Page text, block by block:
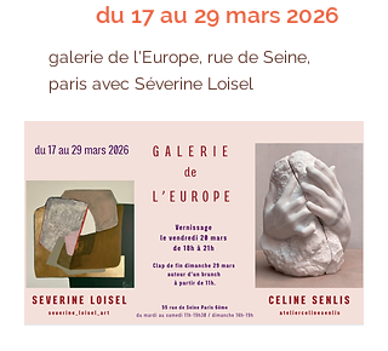
du 17 au 29 mars 2026
galerie de l'Europe, rue de Seine,
paris avec Séverine Loisel